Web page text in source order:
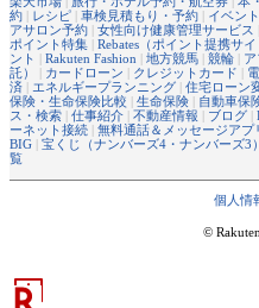
約 | レシピ | 車検見積もり・予約 | イベン
アサロン予約 | 女性向け健康管理サービス
ポイント特集 | Rebates（ポイント提携サイ
ント | Rakuten Fashion | 地方競馬 | 競輪 |
託）
| カードローン | クレジットカード |
済 | エネルギープランニング | 住宅ローン
保険・生命保険比較 | 生命保険 | 自動車保
ス・検索 | 仕事紹介 | 不動産情報 | ブログ |
ーネット接続 | 無料通話＆メッセージアプ
BIG | 宝くじ（ナンバーズ4・ナンバーズ3）
覧
個人情
©